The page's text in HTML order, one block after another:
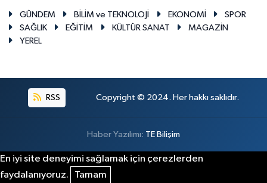
GÜNDEM BİLİM ve TEKNOLOJİ EKONOMİ
SPOR
SAĞLIK
EĞİTİM KÜLTÜR SANAT
MAGAZİN
YEREL
RSS Copyright © 2024. Her hakkı saklıdır.
Haber Yazılımı: TE Bilişim
En iyi site deneyimi sağlamak için çerezlerden
faydalanıyoruz.
Tamam